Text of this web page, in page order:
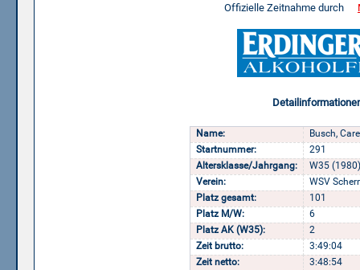
Offizielle Zeitnahme durch
Name:
Busch,
Startnummer:
291
Altersklasse/Jahrgang:
W35 (1980)
Verein:
WSV
Platz gesamt:
101
Platz M/W:
6
Platz AK (W35):
2
Zeit brutto:
3:49:04
Zeit netto:
3:48:54